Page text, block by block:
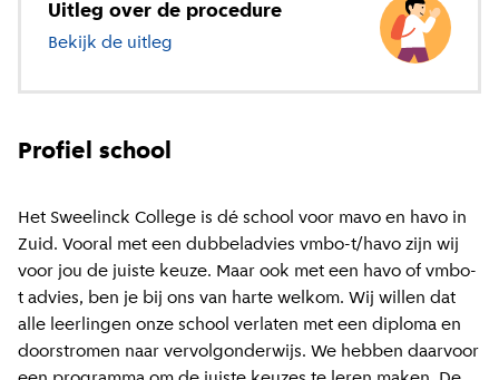
Uitleg over de procedure
Bekijk de uitleg
Profiel school
Het Sweelinck College is dé school voor mavo en havo in
Zuid. Vooral met een dubbeladvies vmbo-t/havo zijn wij
voor jou de juiste keuze. Maar ook met een havo of vmbo-
t advies, ben je bij ons van harte welkom. Wij willen dat
alle leerlingen onze school verlaten met een diploma en
doorstromen naar vervolgonderwijs. We hebben daarvoor